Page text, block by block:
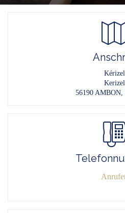
Kérizel
Kerizel
56190 AMBON,